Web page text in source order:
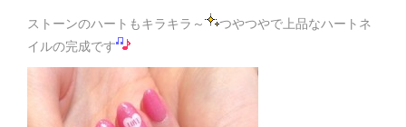
ストーンのハートもキラキラ～
つやつやで上品なハートネ
イルの完成です